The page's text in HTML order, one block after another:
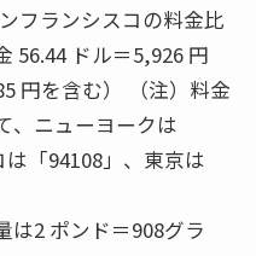
フランシスコの料金比
56.44 ドル＝5,926 円
円を含む） （注）料金
、ニューヨークは
は「94108」、東京は
は2 ポンド＝908グラ